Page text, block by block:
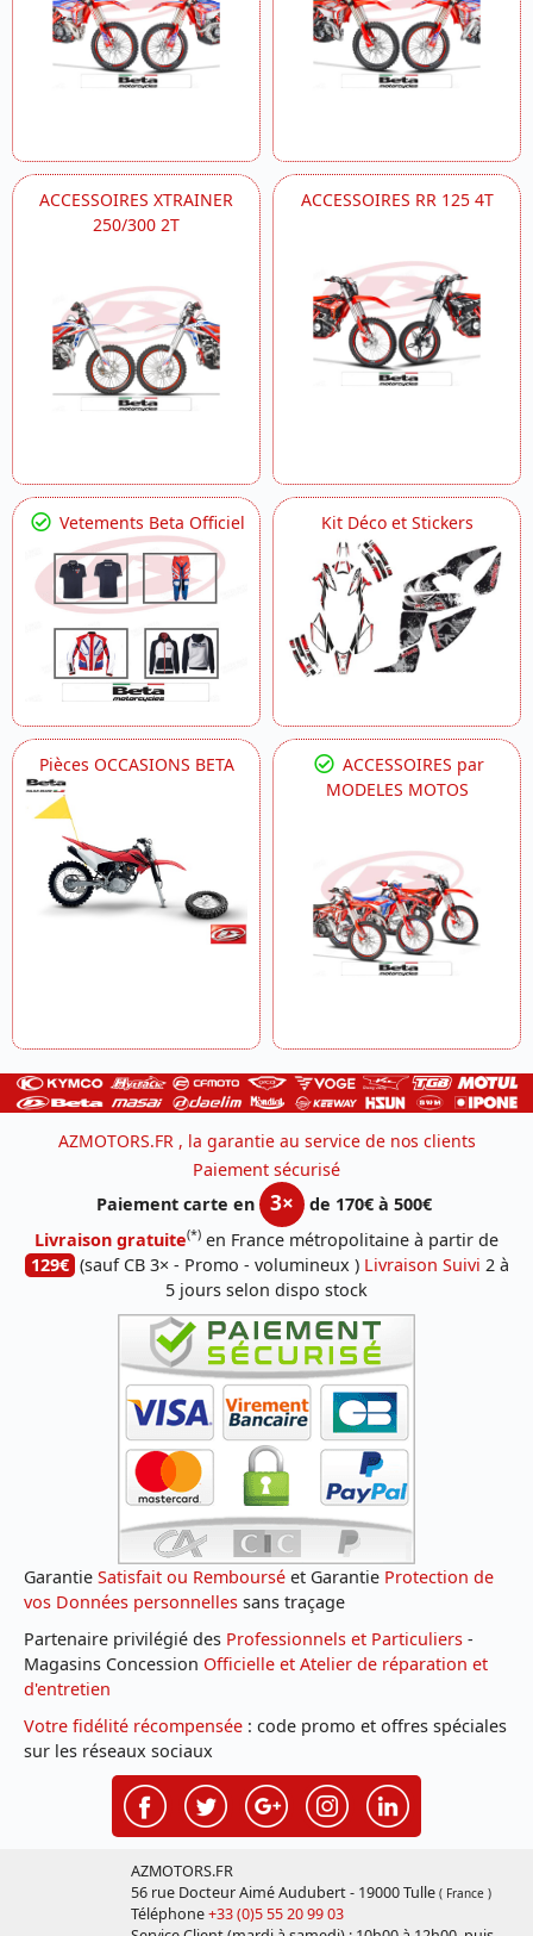
ACCESSOIRES XTRAINER
250/300 2T
ACCESSOIRES RR 125 4T
Vetements Beta Officiel Kit Déco et Stickers
Pièces OCCASIONS BETA
ACCESSOIRES par
MODELES MOTOS
AZMOTORS.FR , la garantie au service de nos clients
Paiement sécurisé
Paiement carte en
3×
de 170€ à 500€
Livraison gratuite(*) en France métropolitaine à partir de
129€ (sauf CB 3× - Promo - volumineux ) Livraison Suivi 2 à
5 jours selon dispo stock
Garantie Satisfait ou Remboursé et Garantie Protection de
vos Données personnelles sans traçage
Partenaire privilégié des Professionnels et Particuliers -
Magasins Concession Officielle et Atelier de réparation et
d'entretien
Votre fidélité récompensée : code promo et offres spéciales
sur les réseaux sociaux
AZMOTORS.FR
56 rue Docteur Aimé Audubert - 19000 Tulle ( France )
Téléphone+33 (0)5 55 20 99 03